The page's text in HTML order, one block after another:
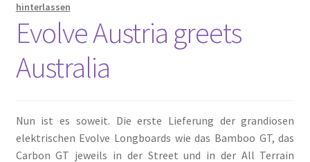
hinterlassen
Evolve Austria greets
Australia
Nun ist es soweit. Die erste Lieferung der grandiosen
elektrischen Evolve Longboards wie das Bamboo GT, das
Carbon GT jeweils in der Street und in der All Terrain